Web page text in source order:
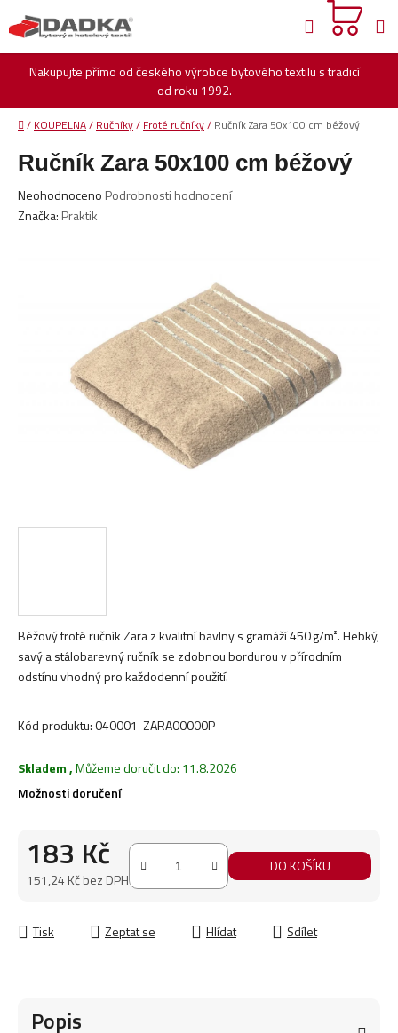
na
obsah
Nakupujte přímo od českého výrobce bytového textilu s tradicí
od roku 1992.
Hledat
Domů
/ KOUPELNA/ Ručníky/ Froté ručníky/ Ručník Zara 50x100 cm béžový
Béžový froté ručník Zara z kvalitní bavlny s gramáží 450 g/m². Hebký,
savý a stálobarevný ručník se zdobnou bordurou v přírodním
odstínu vhodný pro každodenní použití.
Kód produktu:040001-ZARA00000P
Skladem,Můžeme doručit do: 11.8.2026
Možnosti doručení
183 Kč
151,24 Kč bez DPH
DO KOŠÍKU
Tisk Zeptat se Hlídat Sdílet
Ručník Zara 50x100 cm béžový
Průměrné
hodnocení
Neohodnoceno Podrobnosti hodnocení
Značka: Praktik
Popis